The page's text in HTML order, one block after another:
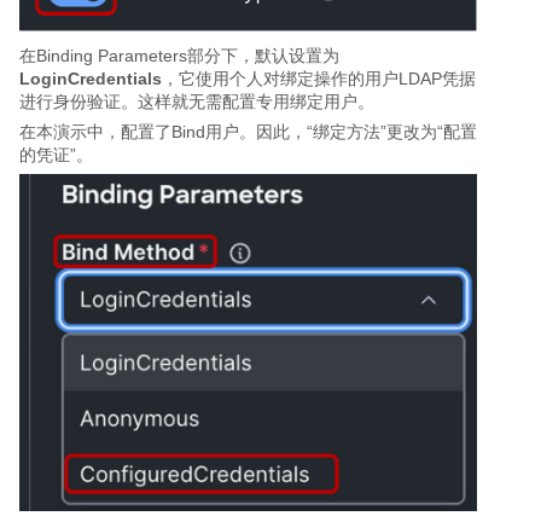
在Binding Parameters部分下，默认设置为
LoginCredentials ，它使用个人对绑定操作的用户LDAP凭据
进行身份验证。这样就无需配置专用绑定用户。
在本演示中，配置了Bind用户。因此，“绑定方法”更改为“配置
的凭证”。